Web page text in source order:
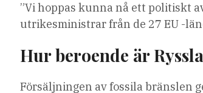
”Vi hoppas kunna nå ett politiskt
utrikesministrar från de 27 EU -
Hur beroende är
Försäljningen av fossila bränslen